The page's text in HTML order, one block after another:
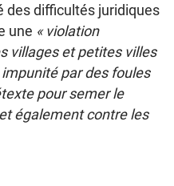
des difficultés juridiques
une « violation
villages et petites villes
par des foules
pour semer le
également contre les